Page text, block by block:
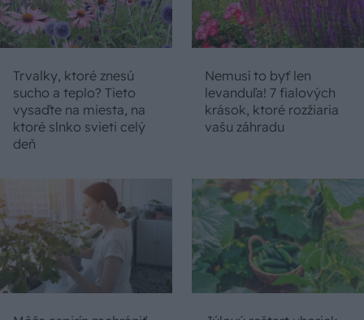
Trvalky, ktoré znesú
sucho a teplo? Tieto
vysaďte na miesta, na
ktoré slnko svieti celý
deň
Nemusí to byť len
levanduľa! 7 fialových
krások, ktoré rozžiaria
vašu záhradu